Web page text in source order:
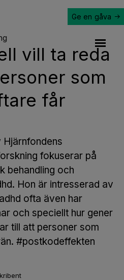
Ge en gåva
Open
vill ta reda
som
får
Hjärnfondens
fokuserar på
behandling och
Hon är intresserad av
ofta även har
och speciellt hur gener
till att personer som
#postkodeffekten